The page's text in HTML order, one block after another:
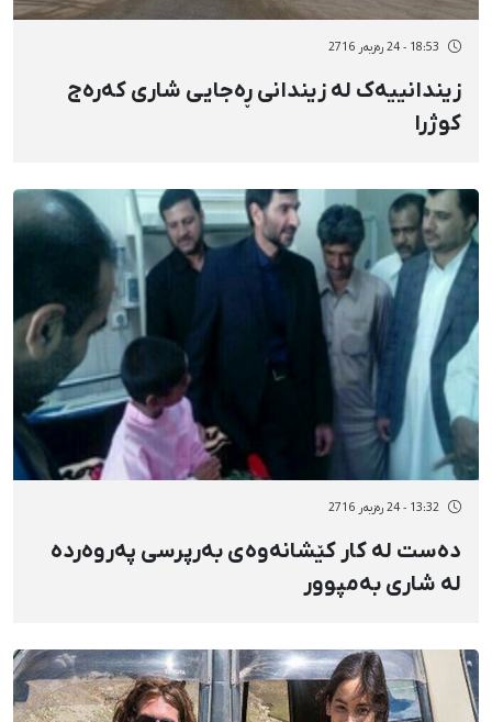
18:53 - 24 رەزبەر 2716
زیندانییەک لە زیندانی ڕەجایی شاری کەرەج
کوژرا
13:32 - 24 رەزبەر 2716
دەست لە کار کێشانەوەی بەرپرسی پەروەردە
لە شاری بەمپوور